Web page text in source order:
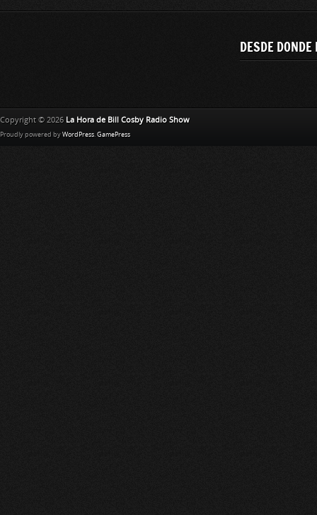
DESDE
Copyright © 2026 La Hora de Bill Cosby Radio Show
Proudly powered by WordPress GamePress